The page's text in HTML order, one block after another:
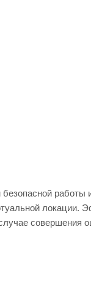
работы
локации.
совершения